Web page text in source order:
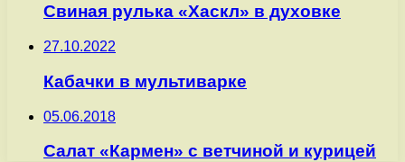
Свиная рулька «Хаскл» в духовке
27.10.2022
Кабачки в мультиварке
05.06.2018
Салат «Кармен» с ветчиной и курицей